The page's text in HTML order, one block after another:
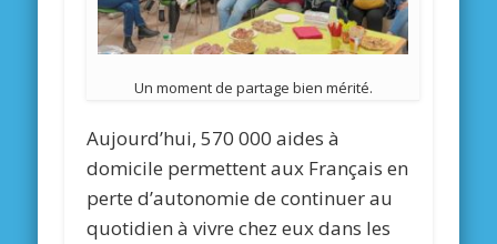
Un moment de partage bien mérité.
Aujourd’hui, 570 000 aides à
domicile permettent aux Français en
perte d’autonomie de continuer au
quotidien à vivre chez eux dans les